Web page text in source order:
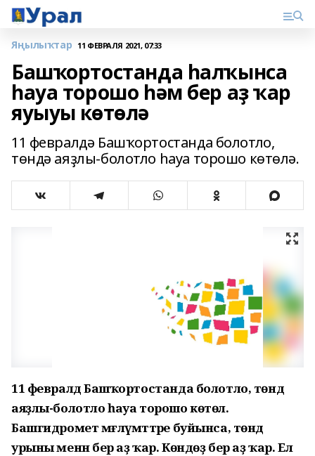
Яңылыҡтар 11 ФЕВРАЛЯ 2021, 07:33
Башҡортостанда һалҡынса
һауа торошо һәм бер аҙ ҡар
яуыуы көтөлә
11 февралдә Башҡортостанда болотло,
төндә аяҙлы-болотло һауа торошо көтөлә.
11 февралдә Башҡортостанда болотло, төндә
аяҙлы-болотло һауа торошо көтөлә.
Башгидромет мәғлүмәттәре буйынса, төндә
урыны менән бер аҙ ҡар. Көндөҙ бер аҙ ҡар. Ел